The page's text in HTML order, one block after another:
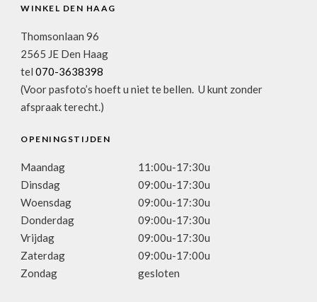
WINKEL DEN HAAG
Thomsonlaan 96
2565 JE Den Haag
tel 070-3638398
(Voor pasfoto’s hoeft u niet te bellen. U kunt zonder
afspraak terecht.)
OPENINGSTIJDEN
Maandag
11:00u-17:30u
Dinsdag
09:00u-17:30u
Woensdag
09:00u-17:30u
Donderdag
09:00u-17:30u
Vrijdag
09:00u-17:30u
Zaterdag
09:00u-17:00u
Zondag
gesloten